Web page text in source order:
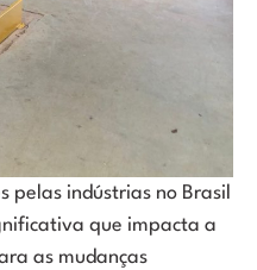
pelas indústrias no Brasil
que impacta a
as mudanças